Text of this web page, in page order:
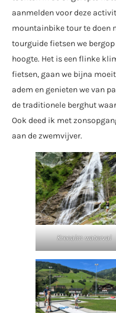
aanmelden voor deze
mountainbike tour te doen
tourguide fietsen we
hoogte. Het is een flinke
fietsen, gaan we bijna
adem en genieten we van
de traditionele berghut
Ook deed ik met
aan de zwemvijver.
Kreealm waterval